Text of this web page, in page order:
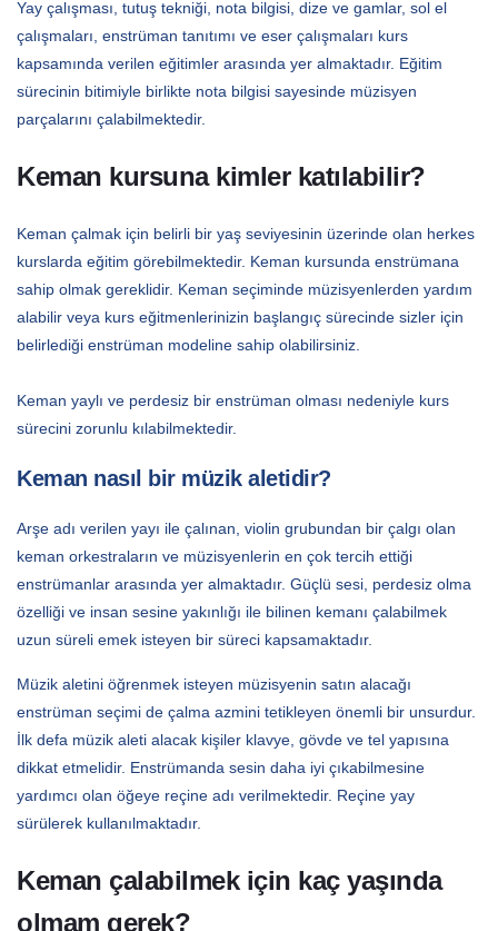
Yay çalışması, tutuş tekniği, nota bilgisi, dize ve gamlar, sol el
çalışmaları, enstrüman tanıtımı ve eser çalışmaları kurs
kapsamında verilen eğitimler arasında yer almaktadır. Eğitim
sürecinin bitimiyle birlikte nota bilgisi sayesinde müzisyen
parçalarını çalabilmektedir.
Keman kursuna kimler katılabilir?
Keman çalmak için belirli bir yaş seviyesinin üzerinde olan herkes
kurslarda eğitim görebilmektedir. Keman kursunda enstrümana
sahip olmak gereklidir. Keman seçiminde müzisyenlerden yardım
alabilir veya kurs eğitmenlerinizin başlangıç sürecinde sizler için
belirlediği enstrüman modeline sahip olabilirsiniz.
Keman yaylı ve perdesiz bir enstrüman olması nedeniyle kurs
sürecini zorunlu kılabilmektedir.
Keman nasıl bir müzik aletidir?
Arşe adı verilen yayı ile çalınan, violin grubundan bir çalgı olan
keman orkestraların ve müzisyenlerin en çok tercih ettiği
enstrümanlar arasında yer almaktadır. Güçlü sesi, perdesiz olma
özelliği ve insan sesine yakınlığı ile bilinen kemanı çalabilmek
uzun süreli emek isteyen bir süreci kapsamaktadır.
Müzik aletini öğrenmek isteyen müzisyenin satın alacağı
enstrüman seçimi de çalma azmini tetikleyen önemli bir unsurdur.
İlk defa müzik aleti alacak kişiler klavye, gövde ve tel yapısına
dikkat etmelidir. Enstrümanda sesin daha iyi çıkabilmesine
yardımcı olan öğeye reçine adı verilmektedir. Reçine yay
sürülerek kullanılmaktadır.
Keman çalabilmek için kaç yaşında
olmam gerek?